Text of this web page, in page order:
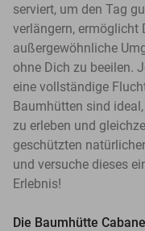
serviert, um den Tag
verlängern, ermöglicht
außergewöhnliche
ohne Dich zu beeilen.
eine vollständige
Baumhütten sind
zu erleben und
geschützten
und versuche dieses
Erlebnis!
Die Baumhütte